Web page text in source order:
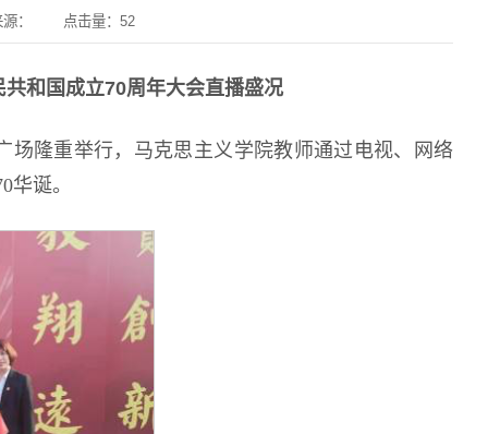
： 点击量： 52
和国成立70周年大会直播盛况
场隆重举行，马克思主义学院教师通过电视、网络
诞。